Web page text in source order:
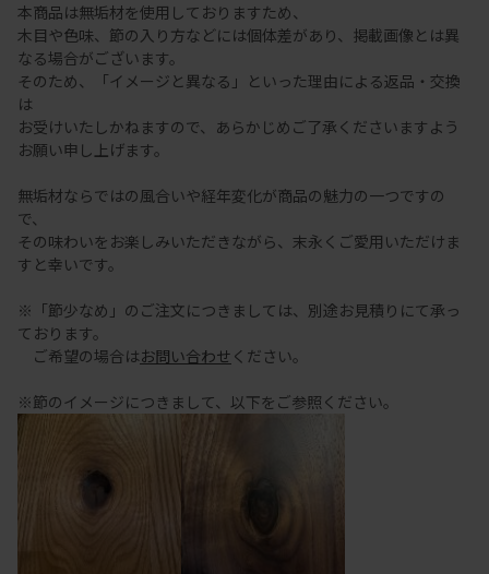
本商品は無垢材を使用しておりますため、
木目や色味、節の入り方などには個体差があり、掲載画像とは異
なる場合がございます。
そのため、「イメージと異なる」といった理由による返品・交換
は
お受けいたしかねますので、あらかじめご了承くださいますよう
お願い申し上げます。
無垢材ならではの風合いや経年変化が商品の魅力の一つですの
で、
その味わいをお楽しみいただきながら、末永くご愛用いただけま
すと幸いです。
※「節少なめ」のご注文につきましては、別途お見積りにて承っ
ております。
ご希望の場合はお問い合わせ ください。
※節のイメージにつきまして、以下をご参照ください。